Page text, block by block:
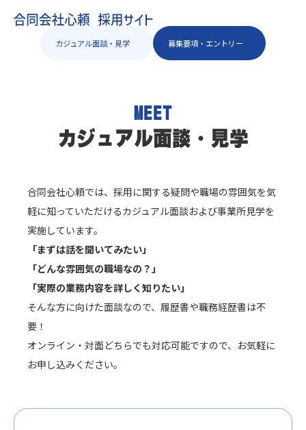
カジュアル面談・見学 募集要項・エントリー
MEET
カジュアル面談・見学
合同会社心頼では、採用に関する疑問や職場の雰囲気を気
軽に知っていただけるカジュアル面談および事業所見学を
実施しています。
「まずは話を聞いてみたい」
「どんな雰囲気の職場なの？」
「実際の業務内容を詳しく知りたい」
そんな方に向けた面談なので、履歴書や職務経歴書は不
要！
オンライン・対面どちらでも対応可能ですので、お気軽に
お申し込みください。